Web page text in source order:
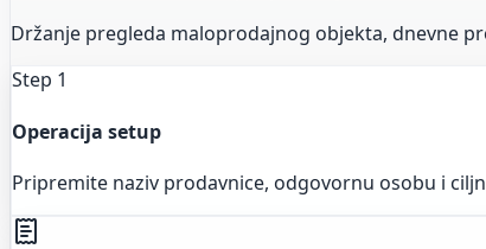
Držanje pregleda maloprodajnog objekta, dnevne
Step 1
Operacija setup
Pripremite naziv prodavnice, odgovornu osobu i